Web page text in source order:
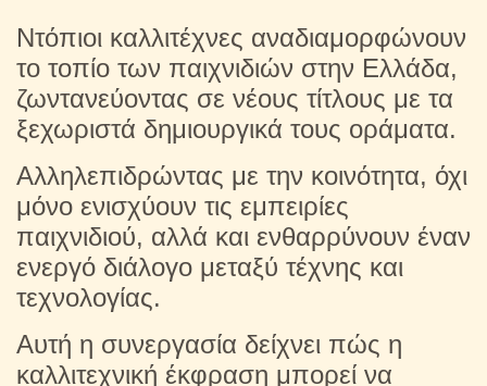
Ντόπιοι καλλιτέχνες αναδιαμορφώνουν
το τοπίο των παιχνιδιών στην Ελλάδα,
ζωντανεύοντας σε νέους τίτλους με τα
ξεχωριστά δημιουργικά τους οράματα.
Αλληλεπιδρώντας με την κοινότητα, όχι
μόνο ενισχύουν τις εμπειρίες
παιχνιδιού, αλλά και ενθαρρύνουν έναν
ενεργό διάλογο μεταξύ τέχνης και
τεχνολογίας.
Αυτή η συνεργασία δείχνει πώς η
καλλιτεχνική έκφραση μπορεί να